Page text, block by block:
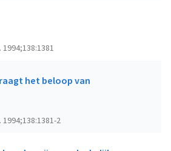
het beloop van
2